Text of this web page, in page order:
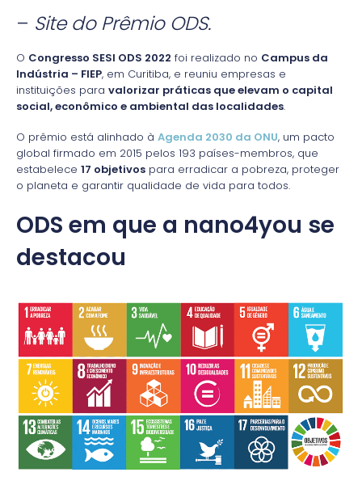
– Site do Prêmio ODS.
O Congresso SESI ODS 2022 foi realizado no Campus da
Indústria – FIEP, em Curitiba, e reuniu empresas e
instituições para valorizar práticas que elevam o capital
social, econômico e ambiental das localidades.
O prêmio está alinhado à Agenda 2030 da ONU, um pacto
global firmado em 2015 pelos 193 países-membros, que
estabelece 17 objetivos para erradicar a pobreza, proteger
o planeta e garantir qualidade de vida para todos.
ODS em que a nano4you se
destacou